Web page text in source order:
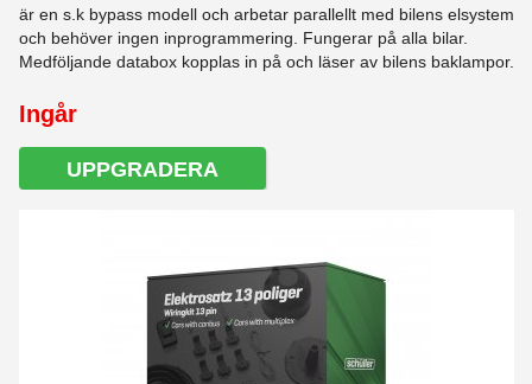
är en s.k bypass modell och arbetar parallellt med bilens elsystem
och behöver ingen inprogrammering. Fungerar på alla bilar.
Medföljande databox kopplas in på och läser av bilens baklampor.
Ingår
UPPGRADERA